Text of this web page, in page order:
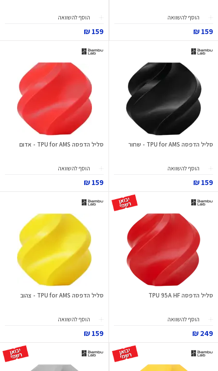
הוסף להשוואה
159 ₪
הוסף להשוואה
159 ₪
סליל הדפסה TPU for AMS - שחור
הוסף להשוואה
159 ₪
סליל הדפסה TPU for AMS - אדום
הוסף להשוואה
159 ₪
סליל הדפסה TPU 95A HF
הוסף להשוואה
249 ₪
סליל הדפסה TPU for AMS - צהוב
הוסף להשוואה
159 ₪